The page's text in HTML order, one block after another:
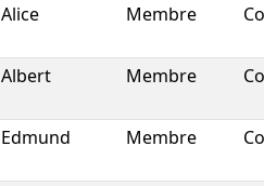
Alice Membre
Albert Membre
Edmund Membre